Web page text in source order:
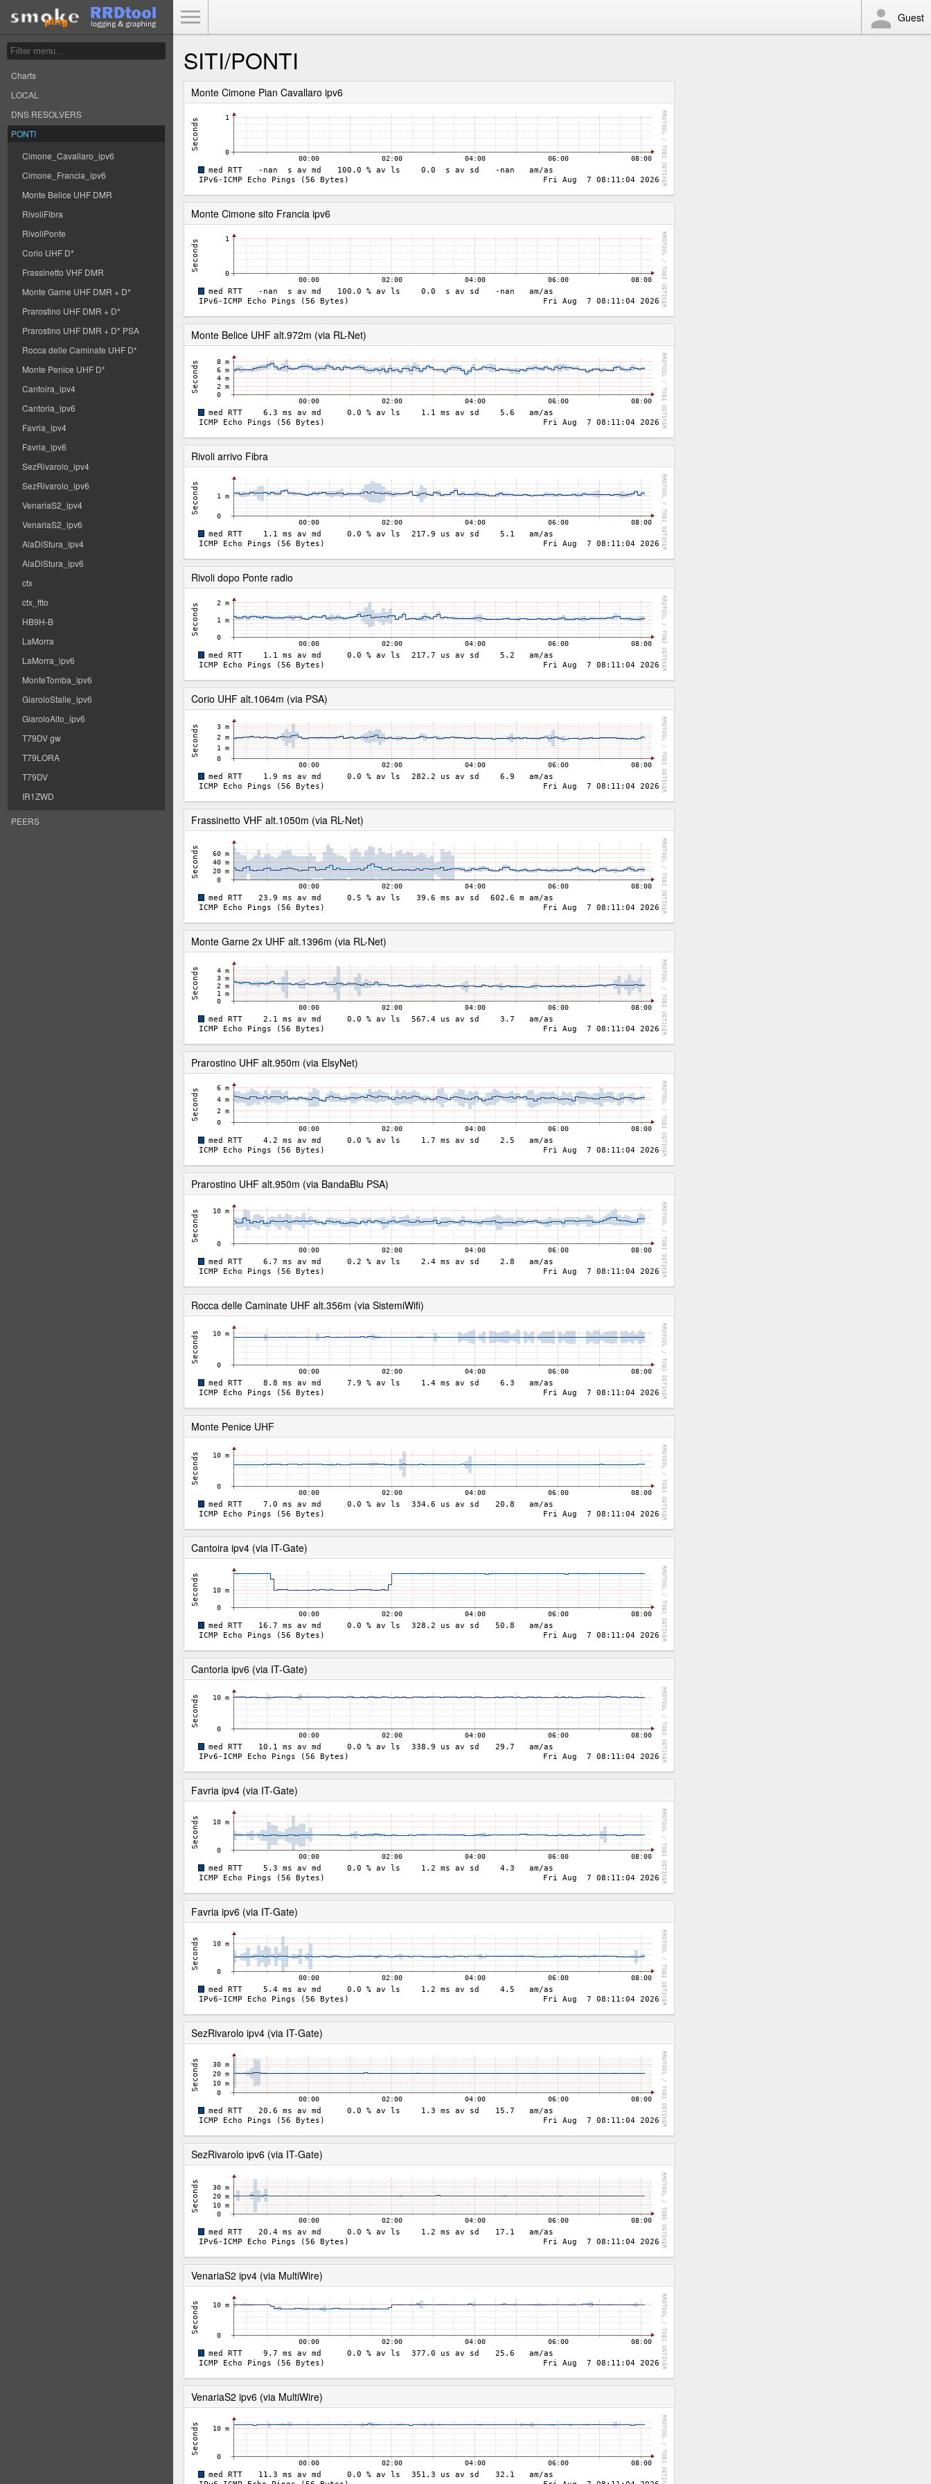
Charts
LOCAL
DNS RESOLVERS
PONTI
Cimone_Cavallaro_ipv6
Cimone_Francia_ipv6
Monte Belice UHF DMR
RivoliFibra
RivoliPonte
Corio UHF D*
Frassinetto VHF DMR
Monte Garne UHF DMR + D*
Prarostino UHF DMR + D*
Prarostino UHF DMR + D* PSA
Rocca delle Caminate UHF D*
Monte Penice UHF D*
Cantoira_ipv4
Cantoria_ipv6
Favria_ipv4
Favria_ipv6
SezRivarolo_ipv4
SezRivarolo_ipv6
VenariaS2_ipv4
VenariaS2_ipv6
AlaDiStura_ipv4
AlaDiStura_ipv6
ctx
ctx_ftto
HB9H-B
LaMorra
LaMorra_ipv6
MonteTomba_ipv6
GiaroloStalle_ipv6
GiaroloAlto_ipv6
T79DV gw
T79LORA
T79DV
IR1ZWD
PEERS
Guest
SITI/PONTI
Monte Cimone Pian Cavallaro ipv6
Monte Cimone sito Francia ipv6
Monte Belice UHF alt.972m (via RL-Net)
Rivoli arrivo Fibra
Rivoli dopo Ponte radio
Corio UHF alt.1064m (via PSA)
Frassinetto VHF alt.1050m (via RL-Net)
Monte Garne 2x UHF alt.1396m (via RL-Net)
Prarostino UHF alt.950m (via ElsyNet)
Prarostino UHF alt.950m (via BandaBlu PSA)
Rocca delle Caminate UHF alt.356m (via SistemiWifi)
Monte Penice UHF
Cantoira ipv4 (via IT-Gate)
Cantoria ipv6 (via IT-Gate)
Favria ipv4 (via IT-Gate)
Favria ipv6 (via IT-Gate)
SezRivarolo ipv4 (via IT-Gate)
SezRivarolo ipv6 (via IT-Gate)
VenariaS2 ipv4 (via MultiWire)
VenariaS2 ipv6 (via MultiWire)